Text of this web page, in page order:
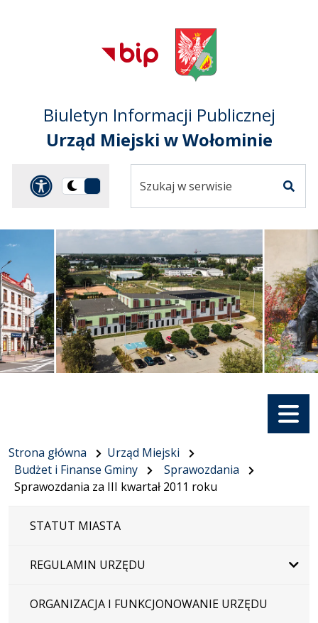
Przejdź do
głównego menu
Przejdź do treści
Przejdź do mapy
serwisu
Biuletyn Informacji Publicznej
Urząd Miejski w Wołominie
Panel dostosowania
Przełącz
ciemną
serwisie
Menu
Strona główna
Urząd Miejski
Budżet i Finanse Gminy
Sprawozdania
Sprawozdania za III kwartał 2011 roku
STATUT MIASTA
REGULAMIN URZĘDU
ORGANIZACJA I FUNKCJONOWANIE URZĘDU